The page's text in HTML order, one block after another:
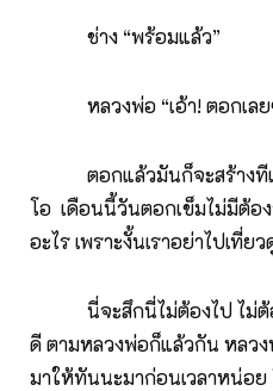
ช่าง “พร้อมแล้ว”
หลวงพ่อ “เอ้า! ตอกเลย
ตอกแล้วมันก็จะสร้างทีเดี
โอ เดือนนี้วันตอกเข็มไม่มีต้อง
อะไร เพราะงั้นเราอย่าไปเที่ย
นี่จะสึกนี่ไม่ต้องไป ไม่ต้อง
ดี ตามหลวงพ่อก็แล้วกัน หลว
มาให้ทันนะมาก่อนเวลาหน่อ